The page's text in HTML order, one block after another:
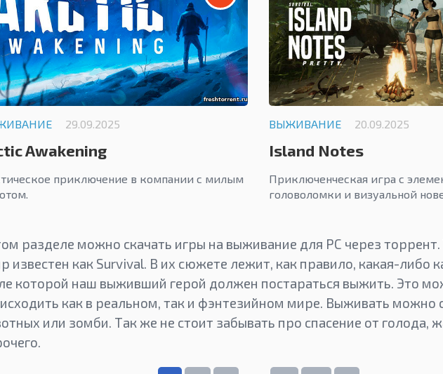
29.09.2025
Awakening
приключение в компании с милым
ВЫЖИВАНИЕ 20.09.2025
Island Notes
Приключенческая игра с
головоломки и визуальной
разделе можно скачать игры на выживание для PC через
известен как Survival. В их сюжете лежит, как правило, какая-либо
которой наш выживший герой должен постараться выжить. Это
как в реальном, так и фэнтезийном мире. Выживать можно
или зомби. Так же не стоит забывать про спасение от голода,